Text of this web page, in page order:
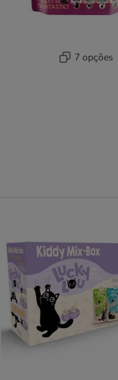
7 opções